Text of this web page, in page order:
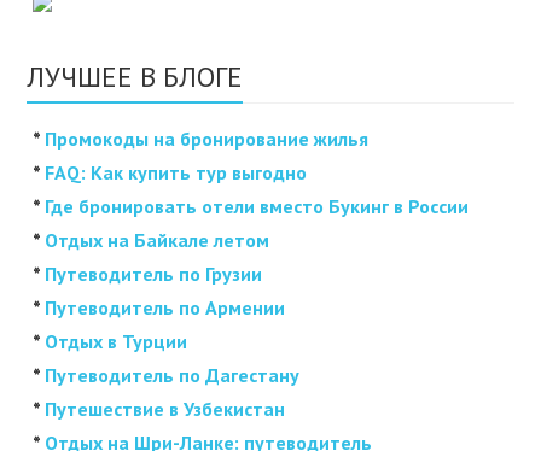
ЛУЧШЕЕ В БЛОГЕ
* Промокоды на бронирование жилья
* FAQ: Как купить тур выгодно
* Где бронировать отели вместо Букинг в России
* Отдых на Байкале летом
* Путеводитель по Грузии
* Путеводитель по Армении
* Отдых в Турции
* Путеводитель по Дагестану
* Путешествие в Узбекистан
* Отдых на Шри-Ланке: путеводитель